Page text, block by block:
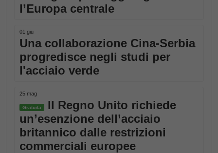
l’Europa centrale
01 giu
Una collaborazione Cina-Serbia
progredisce negli studi per
l'acciaio verde
25 mag
Gratuita
Il Regno Unito richiede
un’esenzione dell’acciaio
britannico dalle restrizioni
commerciali europee